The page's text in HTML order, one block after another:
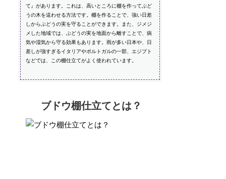
て』があります。これは、高いところに棚を作ってぶど
うの木を這わせる方法です。棚を作ることで、強い日差
しからぶどうの実を守ることができます。また、ジメジ
メした地域では、ぶどうの実を地面から離すことで、病
気や湿気から守る効果もあります。雨が多い日本や、日
差しが強すぎるイタリアやポルトガルの一部、エジプト
などでは、この棚仕立てがよく使われています。
ブドウ棚仕立てとは？